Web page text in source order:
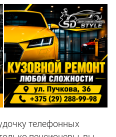
телефонных